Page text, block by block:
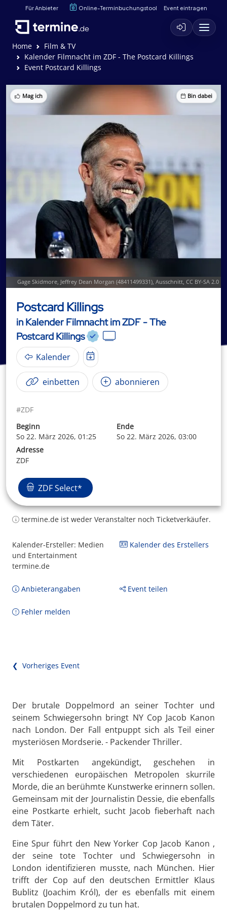
Für Anbieter Online-Terminbuchungstool Event eintragen
Home
Film & TV
Kalender Filmnacht im ZDF - The Postcard Killings
Event Postcard Killings
Mag ich Bin dabei
Gage Skidmore, Jeffrey Dean Morgan (48411499331), Ausschnitt, CC BY-SA 2.0
Postcard Killings
in Kalender Filmnacht im ZDF - The
Postcard Killings
Kalender
einbetten abonnieren
#ZDF
Beginn
So 22. März 2026, 01:25
Ende
So 22. März 2026, 03:00
Adresse
ZDF
ZDF Select*
termine.de ist weder Veranstalter noch Ticketverkäufer.
Kalender-Ersteller: Medien
und Entertainment
termine.de
Kalender des Erstellers
Anbieterangaben Event teilen
Fehler melden
❮ Vorheriges Event
Der brutale Doppelmord an seiner Tochter und
seinem Schwiegersohn bringt NY Cop Jacob Kanon
nach London. Der Fall entpuppt sich als Teil einer
mysteriösen Mordserie. - Packender Thriller.
Mit Postkarten angekündigt, geschehen in
verschiedenen europäischen Metropolen skurrile
Morde, die an berühmte Kunstwerke erinnern sollen.
Gemeinsam mit der Journalistin Dessie, die ebenfalls
eine Postkarte erhielt, sucht Jacob fieberhaft nach
dem Täter.
Eine Spur führt den New Yorker Cop Jacob Kanon ,
der seine tote Tochter und Schwiegersohn in
London identifizieren musste, nach München. Hier
trifft der Cop auf den deutschen Ermittler Klaus
Bublitz (Joachim Król), der es ebenfalls mit einem
brutalen Doppelmord zu tun hat.